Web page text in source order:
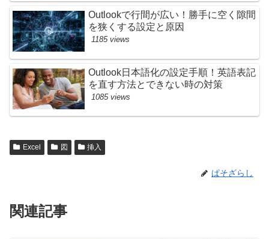
Outlookで行間が広い！勝手に空く隙間
を狭くする設定と原因
1185 views
Outlook日本語化の設定手順！英語表記
を直す方法とできない時の対策
1085 views
Excel 図 挿入
ぱそざらし
関連記事